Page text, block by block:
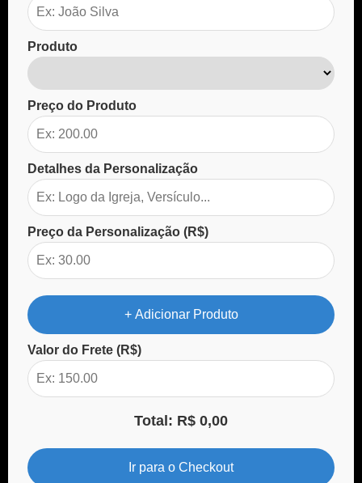
Produto
Preço do Produto
Detalhes da Personalização
Preço da Personalização (R$)
+ Adicionar Produto
Valor do Frete (R$)
Total: R$ 0,00
Ir para o Checkout